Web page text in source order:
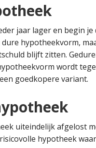
jaar lager en begin
hypotheekvorm,
blijft zitten.
wordt
goedkopere variant.
uiteindelijk afgelost
hypotheek